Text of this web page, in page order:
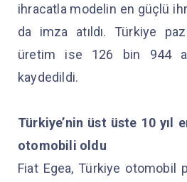
ihracatla modelin en güçlü
da imza atıldı. Türkiye
üretim ise 126 bin 944
kaydedildi.
Türkiye’nin üst üste 10 yıl
otomobili oldu
Fiat Egea, Türkiye otomobil